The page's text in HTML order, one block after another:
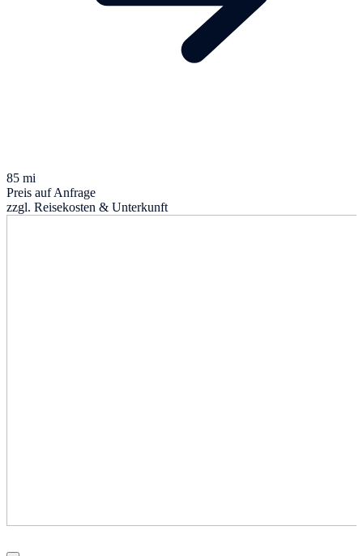
85 mi
Preis auf Anfrage
zzgl. Reisekosten & Unterkunft